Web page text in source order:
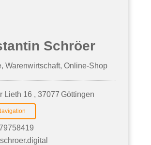
Schröer
Warenwirtschaft, Online-Shop
Lieth 16 , 37077 Göttingen